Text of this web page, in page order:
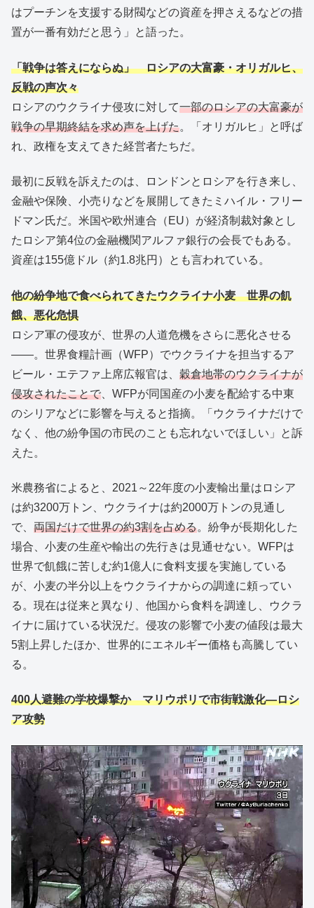
はプーチンを支援する財閥などの資産を押さえるなどの措
置が一番有効だと思う」と語った。
「戦争は答えにならぬ」 ロシアの大富豪・オリガルヒ、
反戦の声次々
ロシアのウクライナ侵攻に対して一部のロシアの大富豪が
戦争の早期終結を求め声を上げた。「オリガルヒ」と呼ば
れ、政権を支えてきた経営者たちだ。
最初に反戦を訴えたのは、ロンドンとロシアを行き来し、
金融や保険、小売りなどを展開してきたミハイル・フリー
ドマン氏だ。米国や欧州連合（EU）が経済制裁対象とし
たロシア第4位の金融機関アルファ銀行の会長でもある。
資産は155億ドル（約1.8兆円）とも言われている。
他の紛争地で食べられてきたウクライナ小麦 世界の飢
餓、悪化危惧
ロシア軍の侵攻が、世界の人道危機をさらに悪化させる
――。世界食糧計画（WFP）でウクライナを担当するア
ビール・エテファ上席広報官は、 穀倉地帯のウクライナが
侵攻されたことで 、WFPが同国産の小麦を配給する中東
のシリアなどに影響を与えると指摘。「ウクライナだけで
なく、他の紛争国の市民のことも忘れないでほしい」と訴
えた。
米農務省によると、2021～22年度の小麦輸出量はロシア
は約3200万トン、ウクライナは約2000万トンの見通し
で、 両国だけで世界の約3割を占める。紛争が長期化した
場合、小麦の生産や輸出の先行きは見通せない。WFPは
世界で飢餓に苦しむ約1億人に食料支援を実施している
が、小麦の半分以上をウクライナからの調達に頼ってい
る。現在は従来と異なり、他国から食料を調達し、ウクラ
イナに届けている状況だ。侵攻の影響で小麦の値段は最大
5割上昇したほか、世界的にエネルギー価格も高騰してい
る。
400人避難の学校爆撃か マリウポリで市街戦激化―ロシ
ア攻勢